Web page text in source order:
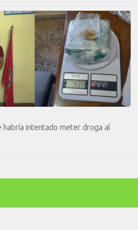
habría intentado meter droga al